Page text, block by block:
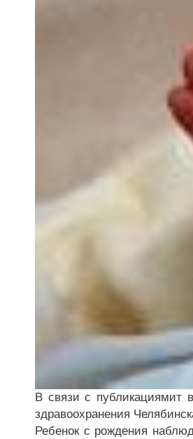
В связи с публикациямит
здравоохранения
Ребенок с рождения